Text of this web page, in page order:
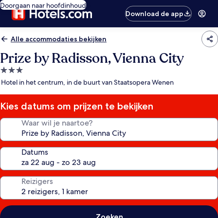
Doorgaan naar hoofdinhoud
Download de app
Alle accommodaties bekijken
Prize by Radisson, Vienna City
3.0-
sterrenaccommodatie
Hotel in het centrum, in de buurt van Staatsopera Wenen
Kies datums om prijzen te bekijken
Waar wil je naartoe?
Datums
Reizigers